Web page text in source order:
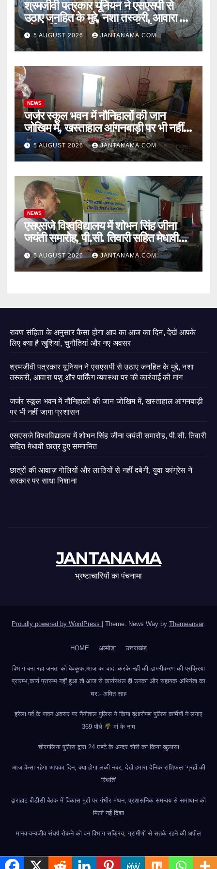
श्रमजीवी पत्रकार यूनियन ने एसएसपी से
उठाए जनहित के मुद्दे, नशा तस्करी, आवारा पशु
और पार्किंग व्यवस्था पर की कार्रवाई की मांग
5 AUGUST 2026 JANTANAMA.COM
NEWS
जर्जर स्कूल भवन में नौनिहालों की जान
जोखिम में, खस्ताहाल आंगनबाड़ी पर भी नहीं
जागा प्रशासन
5 AUGUST 2026 JANTANAMA.COM
NEWS
एसएसजे विश्वविद्यालय में शोभन सिंह जीना
जयंती समारोह, पी.सी. तिवारी सहित मेधावी
छात्र हुए सम्मानित
5 AUGUST 2026 JANTANAMA.COM
रावण संहिता के अनुसार कैसा होगा आप का आज का दिन, देखें आपके
लिए क्या है खुशियां, चुनौतियां और नए अवसर
श्रमजीवी पत्रकार यूनियन ने एसएसपी से उठाए जनहित के मुद्दे, नशा
तस्करी, आवारा पशु और पार्किंग व्यवस्था पर की कार्रवाई की मांग
जर्जर स्कूल भवन में नौनिहालों की जान जोखिम में, खस्ताहाल आंगनबाड़ी
पर भी नहीं जागा प्रशासन
एसएसजे विश्वविद्यालय में शोभन सिंह जीना जयंती समारोह, पी.सी. तिवारी
सहित मेधावी छात्र हुए सम्मानित
छात्रों की आवाज़ गोलियों और लाठियों से नहीं दबेगी, युवा कांग्रेस ने
सरकार पर साधा निशाना
JANTANAMA
भ्रष्टाचारियों का पंचनामा
Proudly powered by WordPress Theme: News Way by Themeansar.
HOME अल्मोड़ा उत्तराखंड
विभाग बना रहा जनता को बेवकूफ,आज का वादा करके नहीं की डामरीकरण की प्रक्रिया
प्रारम्भ,कार्य प्रारम्भ नहीं हुआ तो आज से कार्यस्थल ही उनका और सहायक अभियंता का
घर:- अमित साह
हरेला पर्व के पावन अवसर पर नैनीताल पुलिस ने किया वृक्षारोपण पुलिस कर्मियों ने लगाए
369 पौधे
मां के नाम
चोरगलिया पुलिस द्वारा 24 घण्टे के अन्दर चोरी का किया खुलासा
आज कैसा रहेगा आपका दिन, क्या होगा लकी नंबर, देखें हमारा दैनिक राशिफल ‘ग्रहों की
स्थिति’
द्वाराहाट बीडीसी बैठक में विकास मुद्दों पर गंभीर मंथन, प्रशासनिक समन्वय से समाधान को
मिली नई दिशा
मानव-वन्यजीव संघर्ष रोकने को वन विभाग सक्रिय, ग्रामीणों से सतर्क रहने की अपील